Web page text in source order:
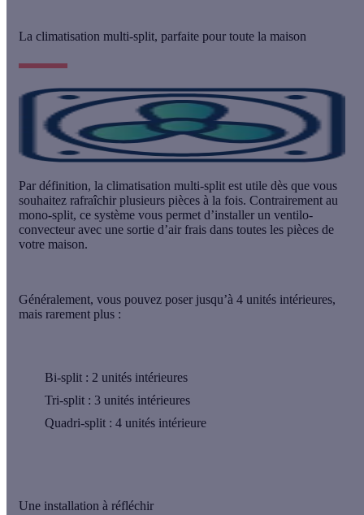
La climatisation multi-split, parfaite pour toute la maison
Par définition, la climatisation multi-split est utile dès que vous
souhaitez rafraîchir plusieurs pièces à la fois. Contrairement au
mono-split, ce système vous permet d’installer un ventilo-
convecteur avec une sortie d’air frais dans toutes les pièces de
votre maison.
Généralement, vous pouvez poser jusqu’à 4 unités intérieures,
mais rarement plus :
Bi-split : 2 unités intérieures
Tri-split : 3 unités intérieures
Quadri-split : 4 unités intérieure
Une installation à réfléchir